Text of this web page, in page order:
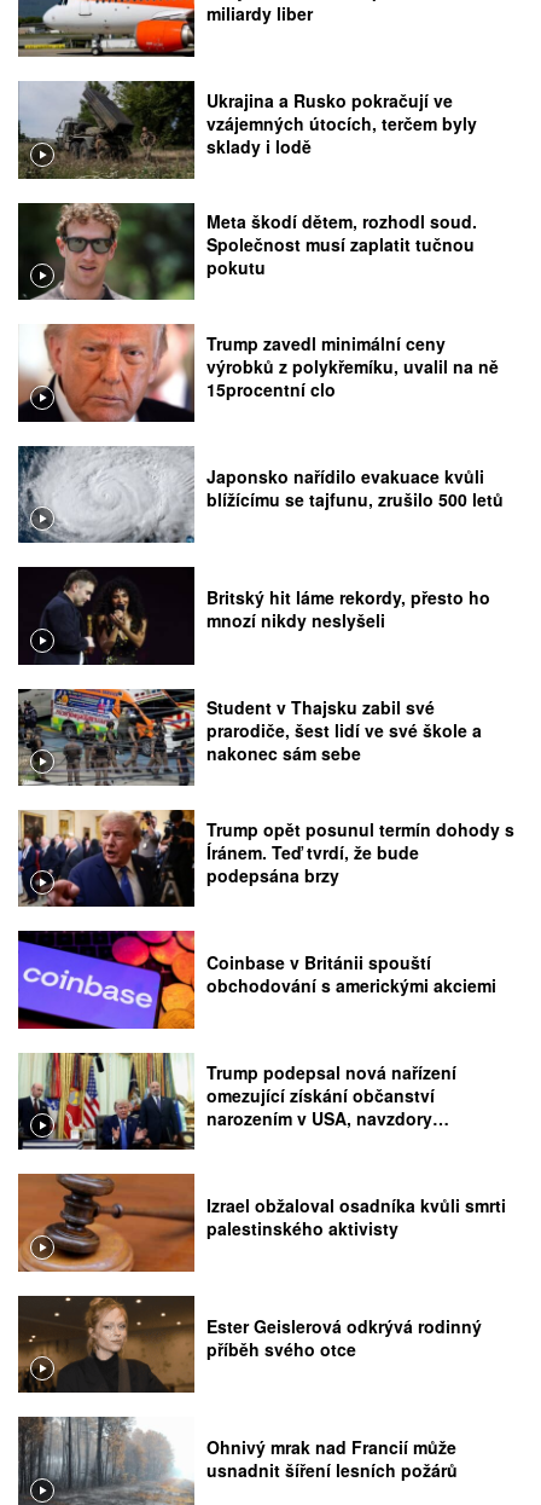
miliardy liber
Ukrajina a Rusko pokračují ve
vzájemných útocích, terčem byly
sklady i lodě
Meta škodí dětem, rozhodl soud.
Společnost musí zaplatit tučnou
pokutu
Trump zavedl minimální ceny
výrobků z polykřemíku, uvalil na ně
15procentní clo
Japonsko nařídilo evakuace kvůli
blížícímu se tajfunu, zrušilo 500 letů
Britský hit láme rekordy, přesto ho
mnozí nikdy neslyšeli
Student v Thajsku zabil své
prarodiče, šest lidí ve své škole a
nakonec sám sebe
Trump opět posunul termín dohody s
Íránem. Teď tvrdí, že bude
podepsána brzy
Coinbase v Británii spouští
obchodování s americkými akciemi
Trump podepsal nová nařízení
omezující získání občanství
narozením v USA, navzdory
Izrael obžaloval osadníka kvůli smrti
palestinského aktivisty
Ester Geislerová odkrývá rodinný
příběh svého otce
Ohnivý mrak nad Francií může
usnadnit šíření lesních požárů